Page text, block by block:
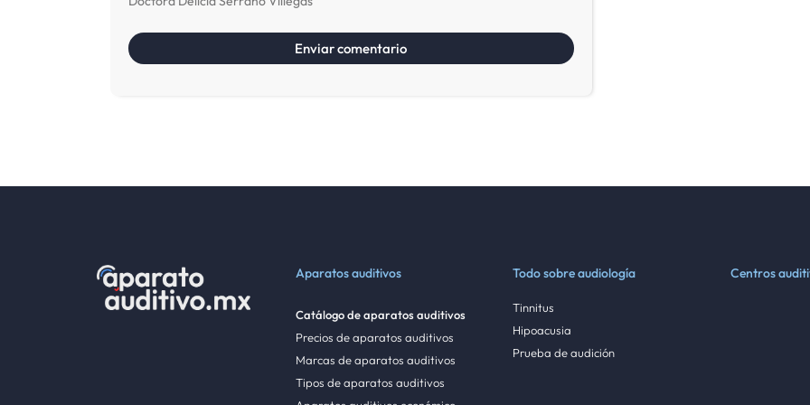
Aparatos auditivos
Catálogo de aparatos auditivos
Precios de aparatos auditivos
Marcas de aparatos auditivos
Tipos de aparatos auditivos
Todo sobre audiología
Tinnitus
Hipoacusia
Prueba de audición
Centros